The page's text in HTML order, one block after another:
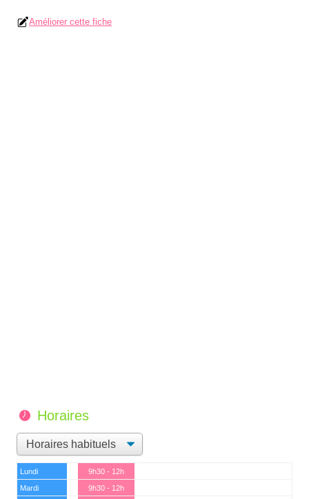
Améliorer cette fiche
Horaires
Lundi
9h30 - 12h
Mardi
9h30 - 12h